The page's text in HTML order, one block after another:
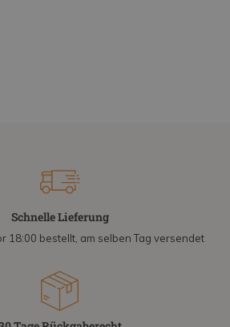
Schnelle Lieferung
18:00 bestellt, am selben Tag versendet